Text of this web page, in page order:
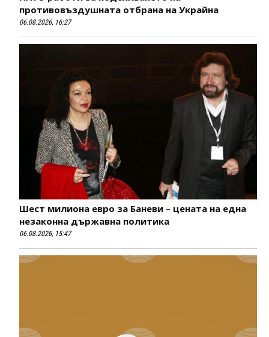
противовъздушната отбрана на Украйна
06.08.2026, 16:27
Шест милиона евро за Баневи – цената на една
незаконна държавна политика
06.08.2026, 15:47